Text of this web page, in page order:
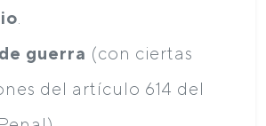
guerra (con ciertas
del artículo 614 del